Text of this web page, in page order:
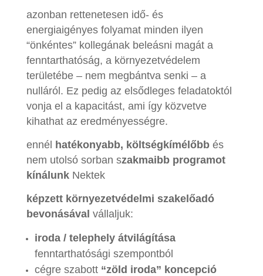
azonban rettenetesen idő- és
energiaigényes folyamat minden ilyen
“önkéntes” kollegának beleásni magát a
fenntarthatóság, a környezetvédelem
területébe – nem megbántva senki – a
nulláról. Ez pedig az elsődleges feladatoktól
vonja el a kapacitást, ami így közvetve
kihathat az eredményességre.
ennél hatékonyabb, költségkímélőbbés
nem utolsó sorban szakmaibb programot
kínálunk Nektek
képzett környezetvédelmi szakelőadó
bevonásával vállaljuk:
iroda / telephely átvilágítása
fenntarthatósági szempontból
cégre szabott “zöld iroda” koncepció